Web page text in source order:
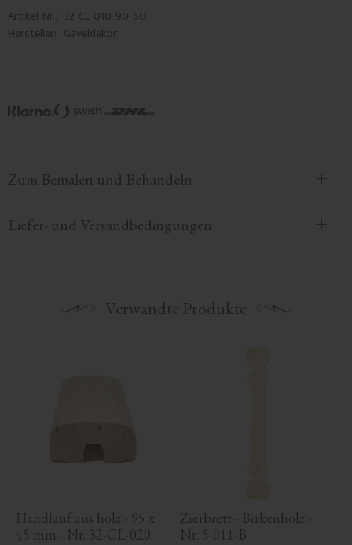
Artikel-Nr.
32-CL-010-90-60
Hersteller Gaveldekor
Zum Bemalen und Behandeln
Liefer- und Versandbedingungen
Verwandte Produkte
Handlauf aus holz - 95 x
45 mm - Nr. 32-CL-020
Zierbrett - Birkenholz -
Nr. 5-011-B